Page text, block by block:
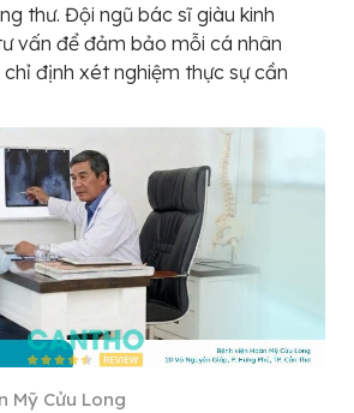
thư. Đội ngũ bác sĩ giàu kinh
vấn để đảm bảo mỗi cá nhân
định xét nghiệm thực sự cần
Mỹ Cửu Long